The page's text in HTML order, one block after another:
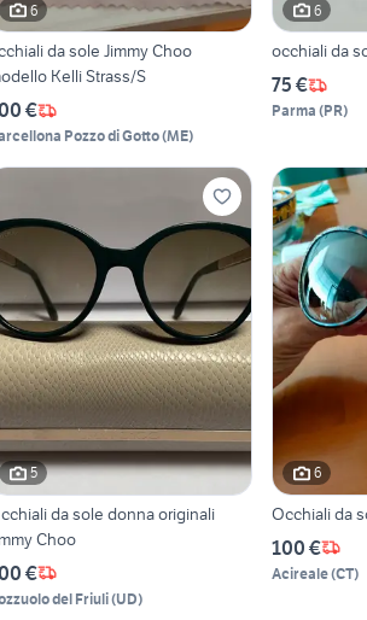
6
da sole Jimmy Choo
Kelli Strass/S
€
Pozzo di Gotto(ME)
6
occhiali da
75 €
Parma (PR)
5
da sole donna originali
Choo
€
del Friuli(UD)
6
Occhiali da
100 €
Acireale(CT)